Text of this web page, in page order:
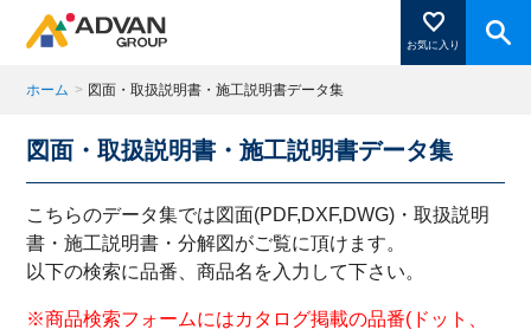
お気に入り
商品ページにある「お気に入り登録」を押すと登録した
商品がここに表示されます。
ホーム > 図面・取扱説明書・施工説明書データ集
図面・取扱説明書・施工説明書データ集
こちらのデータ集では図面(PDF,DXF,DWG)・取扱説明
書・施工説明書・分解図がご覧に頂けます。
以下の検索に品番、商品名を入力して下さい。
※商品検索フォームにはカタログ掲載の品番(ドット、